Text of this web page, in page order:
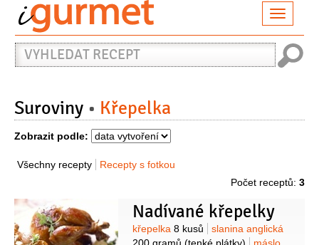
Vyhledat
recept
Suroviny Křepelka
Zobrazit podle:
Všechny recepty
Recepty s fotkou
Počet receptů: 3
Nadívané křepelky
Suroviny
křepelka 8 kusů
slanina anglická